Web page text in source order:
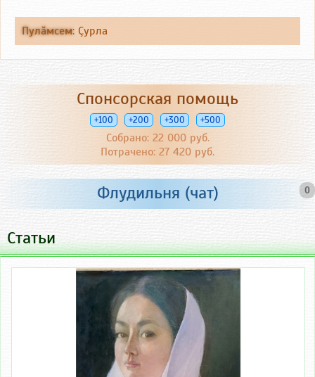
Пулăмсем: Çурла
Спонсорская помощь
+100 +200 +300 +500
Собрано: 22 000 руб.
Потрачено: 27 420 руб.
0
Флудильня (чат)
Статьи